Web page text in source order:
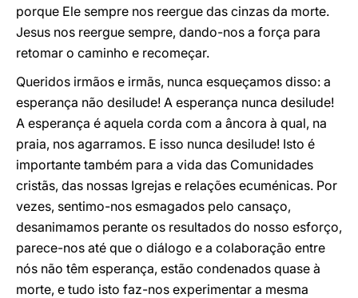
porque Ele sempre nos reergue das cinzas da morte.
Jesus nos reergue sempre, dando-nos a força para
retomar o caminho e recomeçar.
Queridos irmãos e irmãs, nunca esqueçamos disso: a
esperança não desilude! A esperança nunca desilude!
A esperança é aquela corda com a âncora à qual, na
praia, nos agarramos. E isso nunca desilude! Isto é
importante também para a vida das Comunidades
cristãs, das nossas Igrejas e relações ecuménicas. Por
vezes, sentimo-nos esmagados pelo cansaço,
desanimamos perante os resultados do nosso esforço,
parece-nos até que o diálogo e a colaboração entre
nós não têm esperança, estão condenados quase à
morte, e tudo isto faz-nos experimentar a mesma